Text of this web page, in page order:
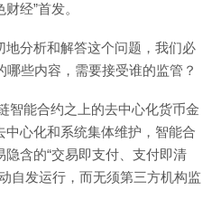
经”首发。
分析和解答这个问题，我们必
些内容，需要接受谁的监管？
智能合约之上的去中心化货币金
心化和系统集体维护，智能合
含的“交易即支付、支付即清
自发运行，而无须第三方机构监